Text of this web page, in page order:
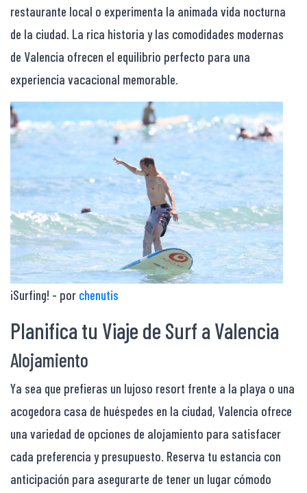
restaurante local o experimenta la animada vida nocturna
de la ciudad. La rica historia y las comodidades modernas
de Valencia ofrecen el equilibrio perfecto para una
experiencia vacacional memorable.
¡Surfing! - por chenutis
Planifica tu Viaje de Surf a Valencia
Alojamiento
Ya sea que prefieras un lujoso resort frente a la playa o una
acogedora casa de huéspedes en la ciudad, Valencia ofrece
una variedad de opciones de alojamiento para satisfacer
cada preferencia y presupuesto. Reserva tu estancia con
anticipación para asegurarte de tener un lugar cómodo